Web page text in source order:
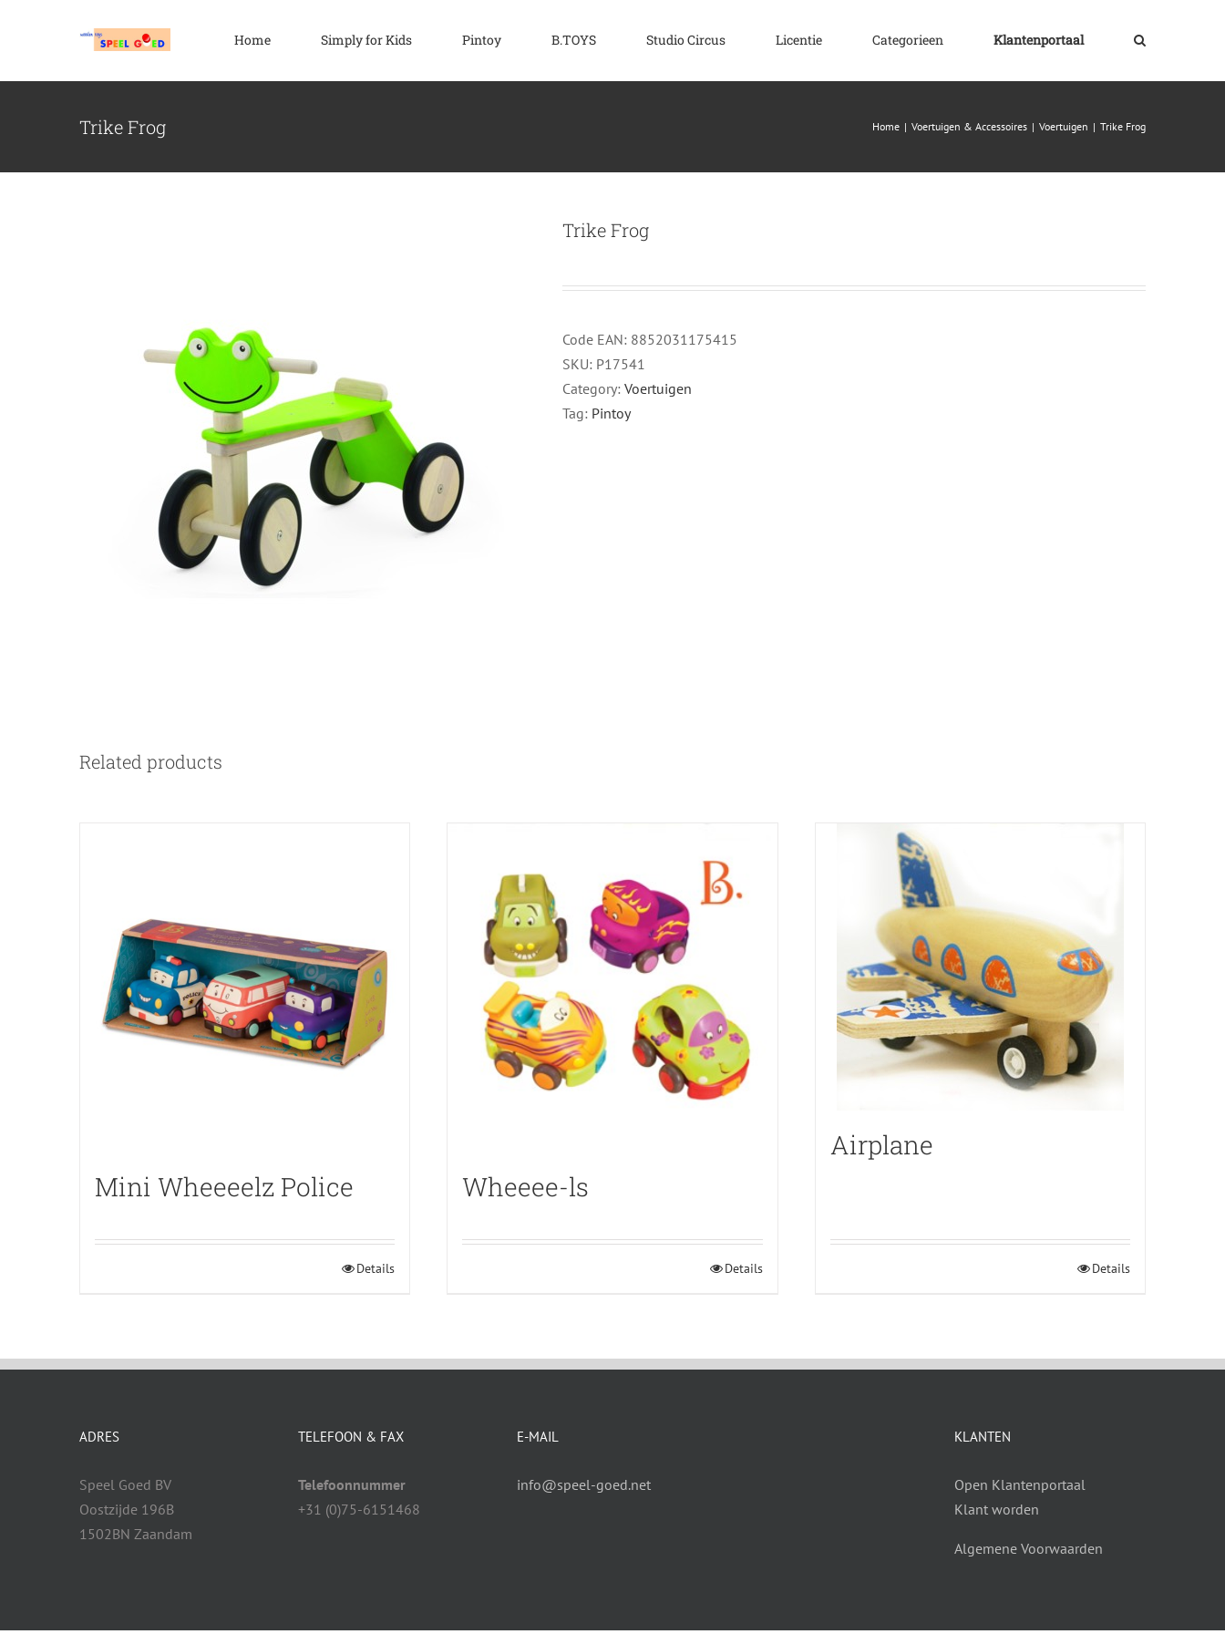
Home Simply for Kids Pintoy B.TOYS Studio Circus Licentie Categorieen Klantenportaal
Trike Frog Home | Voertuigen & Accessoires | Voertuigen | Trike Frog
Trike Frog
Code EAN: 8852031175415
SKU: P17541
Category: Voertuigen
Tag: Pintoy
Related products
Mini Wheeeelz Police
Details
Wheeee-ls
Details
Airplane
Details
ADRES
Speel Goed BV
Oostzijde 196B
1502BN Zaandam
TELEFOON & FAX
Telefoonnummer
+31 (0)75-6151468
E-MAIL
info@speel-goed.net
KLANTEN
Open Klantenportaal
Klant worden
Algemene Voorwaarden